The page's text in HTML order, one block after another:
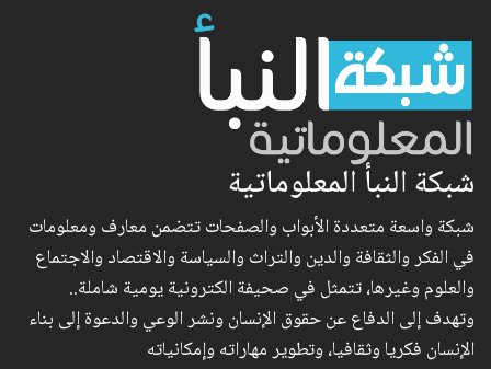
شبكة النبأ المعلوماتية
شبكة واسعة متعددة الأبواب والصفحات تتضمن معارف ومعلومات
في الفكر والثقافة والدين والتراث والسياسة والاقتصاد والاجتماع
والعلوم وغيرها، تتمثل في صحيفة الكترونية يومية شاملة..
وتهدف إلى الدفاع عن حقوق الإنسان ونشر الوعي والدعوة إلى بناء
الإنسان فكريا وثقافيا، وتطوير مهاراته وإمكانياته